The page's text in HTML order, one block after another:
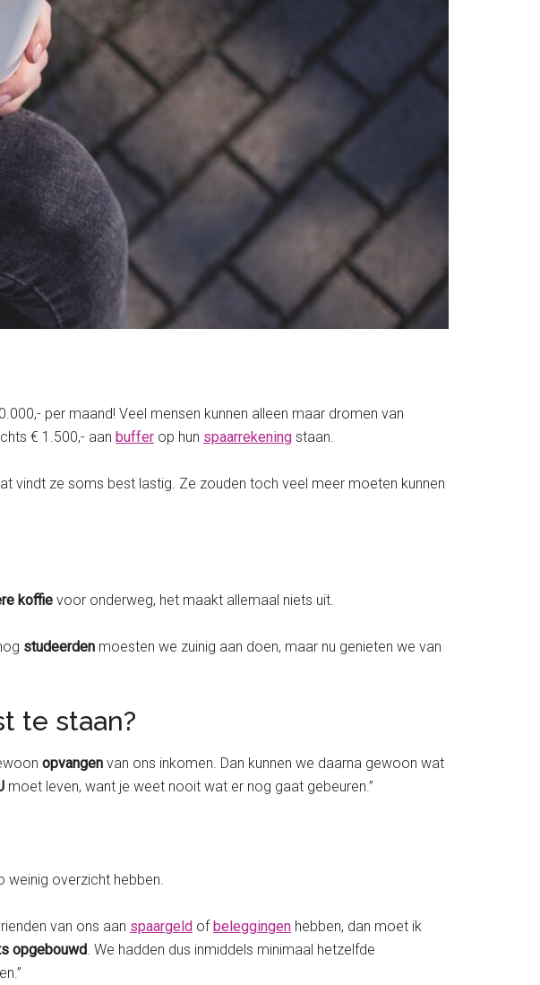
per maand! Veel mensen kunnen alleen maar dromen van
€ 1.500,- aan buffer op hun spaarrekening staan.
vindt ze soms best lastig. Ze zouden toch veel meer moeten kunnen
koffie voor onderweg, het maakt allemaal niets uit.
studeerden moesten we zuinig aan doen, maar nu genieten we van
te staan?
opvangen van ons inkomen. Dan kunnen we daarna gewoon wat
moet leven, want je weet nooit wat er nog gaat gebeuren.”
weinig overzicht hebben.
van ons aan spaargeld of beleggingen hebben, dan moet ik
opgebouwd. We hadden dus inmiddels minimaal hetzelfde